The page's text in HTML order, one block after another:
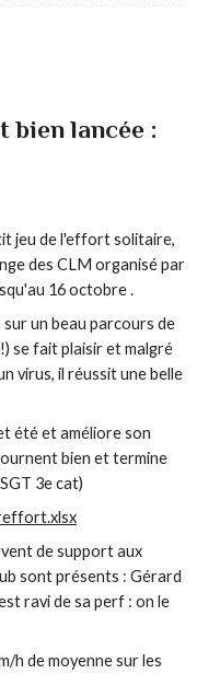
bien lancée :
jeu de l'effort solitaire,
des CLM organisé par
16 octobre .
un beau parcours de
se fait plaisir et malgré
virus, il réussit une belle
été et améliore son
bien et termine
3e cat)
de support aux
sont présents : Gérard
ravi de sa perf : on le
h de moyenne sur les